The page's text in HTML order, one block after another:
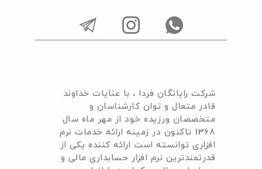
I
c
t
e
l
e
I
c
i
n
s
t
I
c
-
w
h
a
t
شرکت رایانگان فردا ، با عنایات خداوند
قادر متعال و توان کارشناسان و
متخصصان ورزیده خود از مهر ماه سال
1368 تاکنون در زمینه ارائه خدمات نرم
افزاری توانسته است ارائه کننده یکی از
قدرتمندترین نرم افزار حسابداری مالی و